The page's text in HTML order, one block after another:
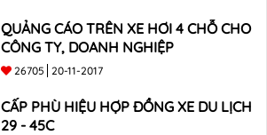
QUẢNG CÁO TRÊN XE HƠI 4 CHỖ CHO
CÔNG TY, DOANH NGHIỆP
26705 20-11-2017
CẤP PHÙ HIỆU HỢP ĐỒNG XE DU LỊCH
29 - 45C